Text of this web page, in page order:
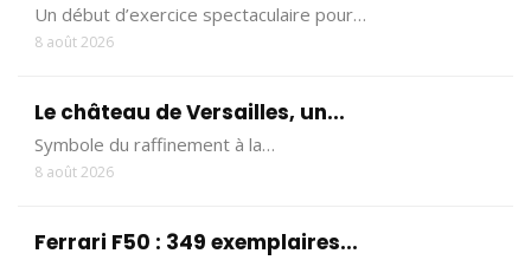
Un début d’exercice spectaculaire pour…
8 août 2026
Le château de Versailles, un...
Symbole du raffinement à la…
8 août 2026
Ferrari F50 : 349 exemplaires...